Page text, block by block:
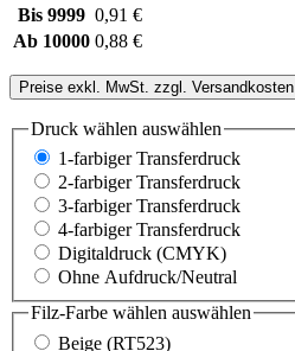
Bis 9999 0,91 €
Ab 10000 0,88 €
Preise exkl. MwSt. zzgl. Versandkosten
Druck wählen auswählen
1-farbiger Transferdruck
2-farbiger Transferdruck
3-farbiger Transferdruck
4-farbiger Transferdruck
Digitaldruck (CMYK)
Ohne Aufdruck/Neutral
Filz-Farbe wählen auswählen
Beige (RT523)